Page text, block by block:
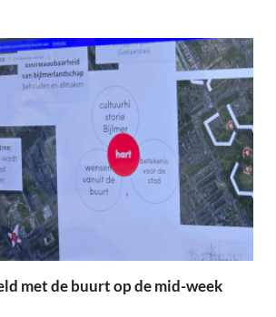
met de buurt op de mid-week